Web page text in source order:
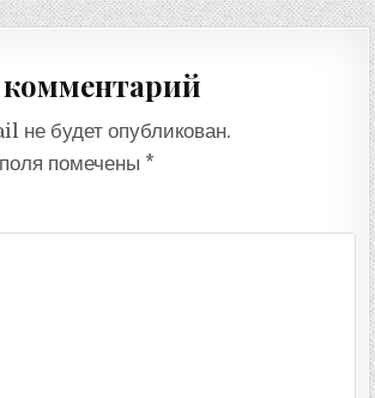
не будет опубликован.
помечены *